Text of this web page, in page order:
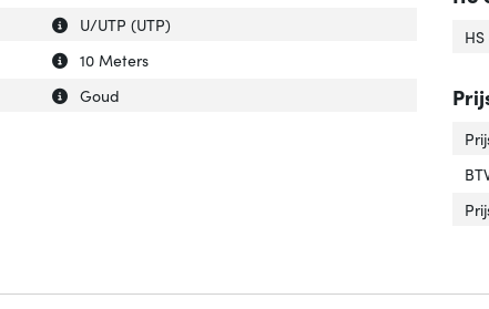
Uitleg over 'Kabelafscherming'
Verberg uitleg over 'Kabelafscherming'
U/UTP (UTP)
Uitleg over 'Snoerlengte'
Verberg uitleg over 'Snoerlengte'
10 Meters
Uitleg over 'Contact geleider materiaal'
Verberg uitleg over 'Contact geleider materiaal'
Goud